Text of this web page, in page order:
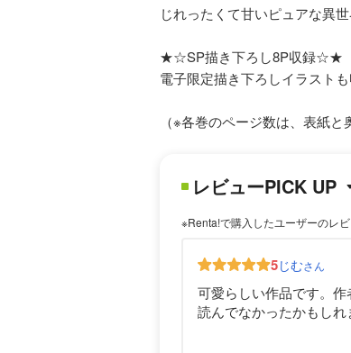
じれったくて甘いピュアな異
★☆SP描き下ろし8P収録☆★
電子限定描き下ろしイラストも
（※各巻のページ数は、表紙
レビューPICK UP
※Renta!で購入したユーザーのレ
5じむさん
可愛らしい作品です。
読んでなかったかもしれ